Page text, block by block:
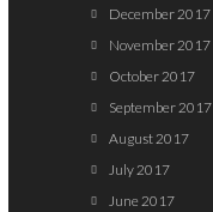
December 2017
November 2017
October 2017
September 2017
August 2017
July 2017
June 2017